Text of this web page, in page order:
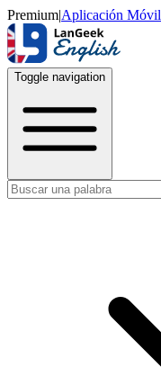
Premium|Aplicación Móvil
Toggle navigation